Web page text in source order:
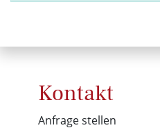
Kontakt
Anfrage stellen